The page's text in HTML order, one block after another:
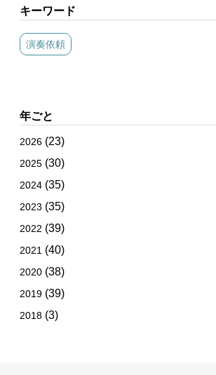
キーワード
演奏依頼
年ごと
2026 (23)
2025 (30)
2024 (35)
2023 (35)
2022 (39)
2021 (40)
2020 (38)
2019 (39)
2018 (3)